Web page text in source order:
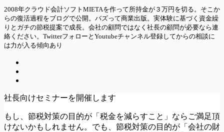
2008年クラウド会計ソフトMIETAを作って所持金が３万円を切る。そこか
らの復活過程をブログで公開。バズって商業出版。実体験に基づく資金繰
りとガチの節税提案で成長。会社の顧問ではなく社長の顧問が必要なら連
絡ください。TwitterフォローとYoutubeチャンネル登録してからの相談に
は力が入る傾向あり
社長向けセミナーを開催します
もし、節税対策の目的が「税金を減らすこと」ならご満足頂
けないかもしれません。でも、節税対策の目的が「会社の財